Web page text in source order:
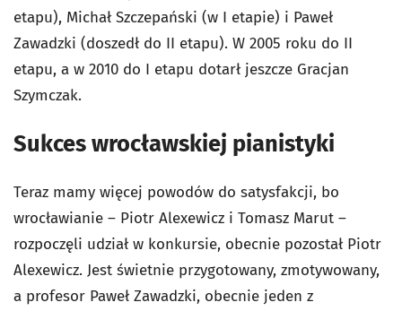
etapu), Michał Szczepański (w I etapie) i Paweł
Zawadzki (doszedł do II etapu). W 2005 roku do II
etapu, a w 2010 do I etapu dotarł jeszcze Gracjan
Szymczak.
Sukces wrocławskiej pianistyki
Teraz mamy więcej powodów do satysfakcji, bo
wrocławianie – Piotr Alexewicz i Tomasz Marut –
rozpoczęli udział w konkursie, obecnie pozostał Piotr
Alexewicz. Jest świetnie przygotowany, zmotywowany,
a profesor Paweł Zawadzki, obecnie jeden z